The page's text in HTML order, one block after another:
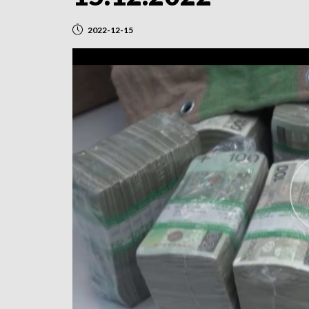
2022-12-15